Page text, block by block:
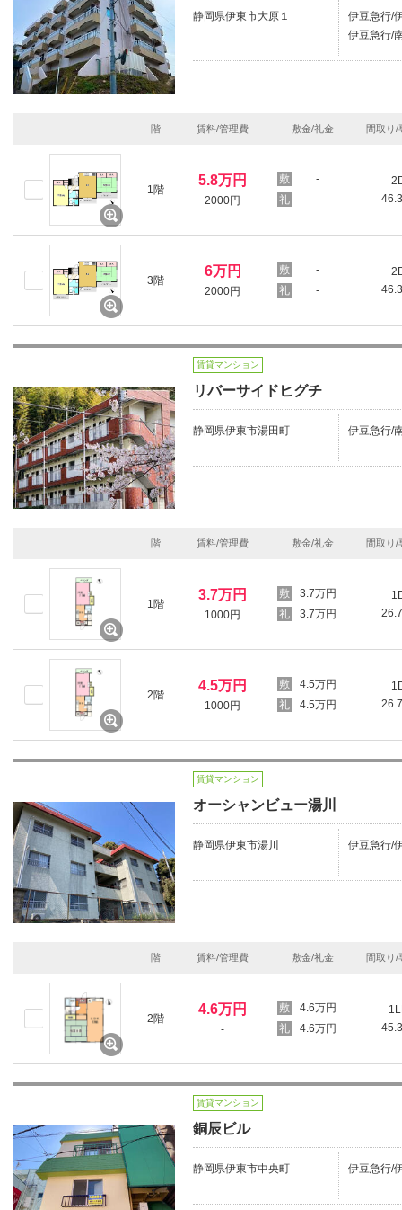
静岡県伊東市大原１
伊豆急行/
伊豆急行/
階 賃料/管理費 敷金/礼金 間取り/
1階
5.8万円
2000円
-
-
3階
6万円
2000円
-
-
賃貸マンション
リバーサイドヒグチ
静岡県伊東市湯田町 伊豆急行/
階 賃料/管理費 敷金/礼金 間取り/
1階
3.7万円
1000円
3.7万円
3.7万円
2階
4.5万円
1000円
4.5万円
4.5万円
賃貸マンション
オーシャンビュー湯川
静岡県伊東市湯川 伊豆急行/
階 賃料/管理費 敷金/礼金 間取り/
2階
4.6万円
-
4.6万円
4.6万円
賃貸マンション
銅辰ビル
静岡県伊東市中央町 伊豆急行/